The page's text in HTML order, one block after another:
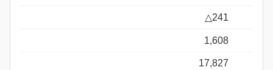
△241
1,608
17,827